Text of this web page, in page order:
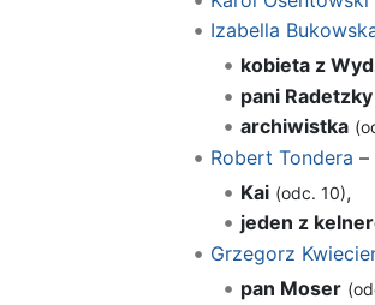
Izabella
kobieta z
pani Radetzky
archiwistka
Robert Tondera –
Kai (odc. 10),
jeden z
Grzegorz
pan Moser